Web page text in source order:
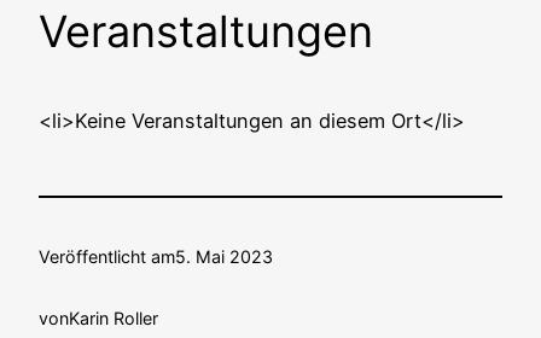
Veranstaltungen
<li>Keine Ver­an­stal­tun­gen an die­sem Ort</li>
Veröffentlicht am5. Mai 2023
vonKarin Roller